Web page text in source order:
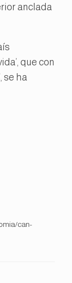
anclada
que con
se ha
can-